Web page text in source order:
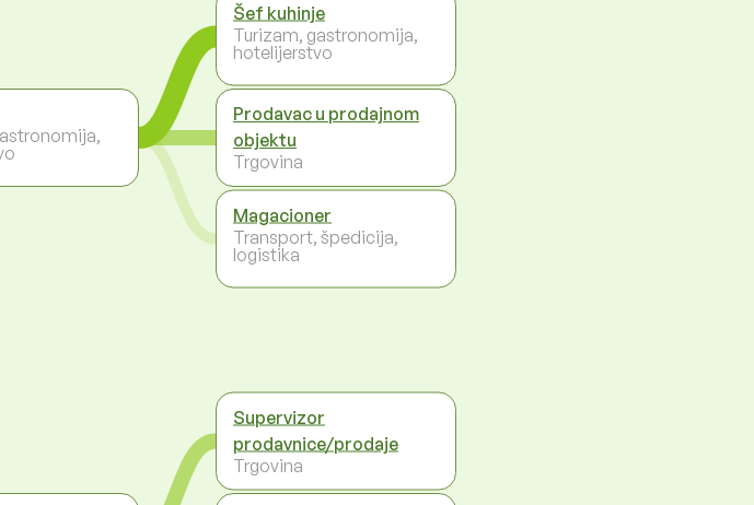
Šef kuhinje
Turizam, gastronomija,
hotelijerstvo
Prodavac u prodajnom
objektu
Trgovina
Magacioner
Transport, špedicija,
logistika
Supervizor
prodavnice/prodaje
Trgovina